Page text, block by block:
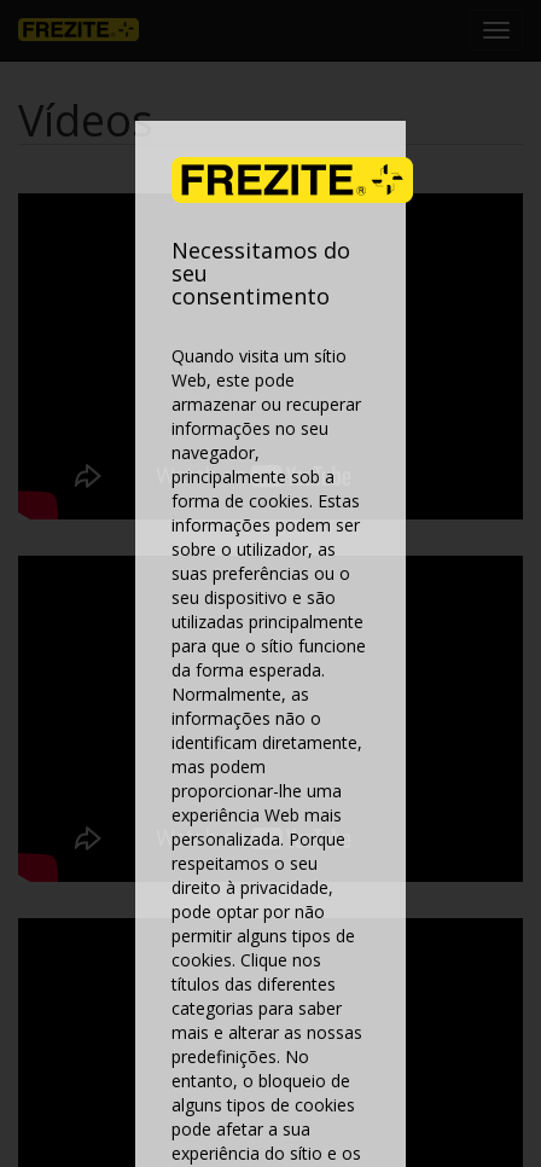
Vídeos
Necessitamos do
seu
consentimento
Quando visita um sítio
Web, este pode
armazenar ou recuperar
informações no seu
navegador,
principalmente sob a
forma de cookies. Estas
informações podem ser
sobre o utilizador, as
suas preferências ou o
seu dispositivo e são
utilizadas principalmente
para que o sítio funcione
da forma esperada.
Normalmente, as
informações não o
identificam diretamente,
mas podem
proporcionar-lhe uma
experiência Web mais
personalizada. Porque
respeitamos o seu
direito à privacidade,
pode optar por não
permitir alguns tipos de
cookies. Clique nos
títulos das diferentes
categorias para saber
mais e alterar as nossas
predefinições. No
entanto, o bloqueio de
alguns tipos de cookies
pode afetar a sua
experiência do sítio e os